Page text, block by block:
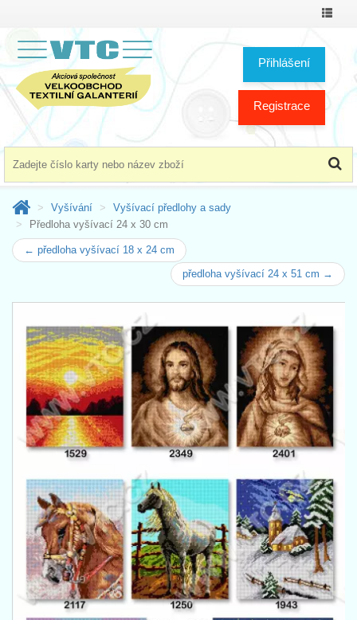
Přihlášení
Registrace
Vyšívání
Vyšívací předlohy a sady
Předloha vyšívací 24 x 30 cm
← předloha vyšívací 18 x 24 cm
předloha vyšívací 24 x 51 cm →